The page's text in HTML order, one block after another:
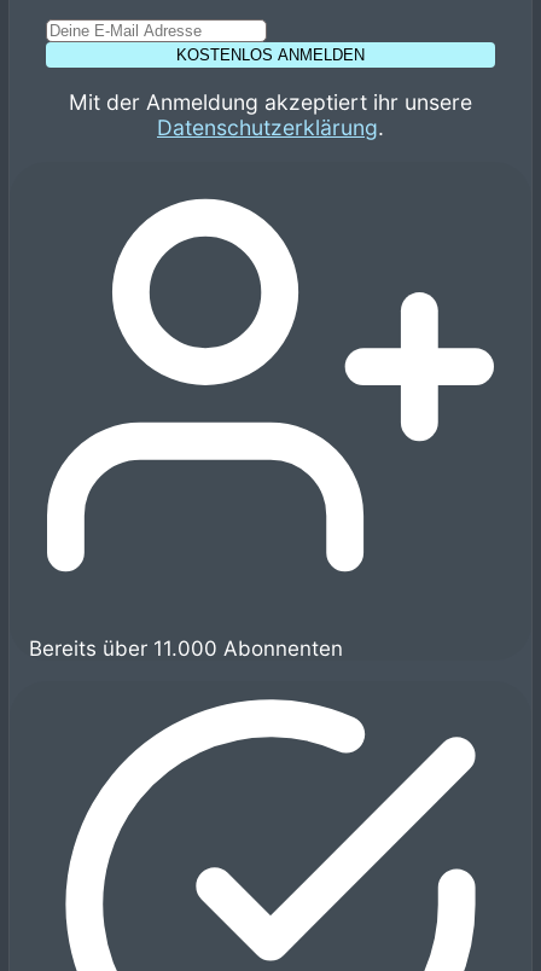
KOSTENLOS ANMELDEN
Mit der Anmeldung akzeptiert ihr unsere
Datenschutzerklärung.
Bereits über 11.000 Abonnenten